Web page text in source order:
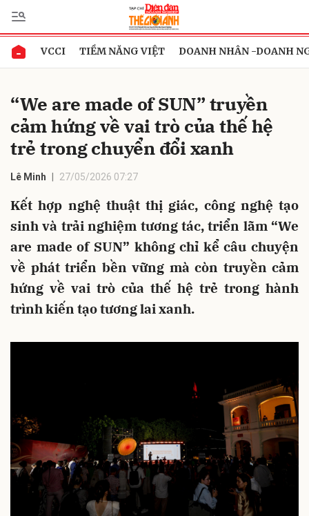
VCCI TIỀM NĂNG VIỆT DOANH NHÂN -DOANH
“We are made of SUN” truyền
cảm hứng về vai trò của thế hệ
trẻ trong chuyển đổi xanh
Lê Minh 27/05/2026 07:27
Kết hợp nghệ thuật thị giác, công nghệ tạo
sinh và trải nghiệm tương tác, triển lãm “We
are made of SUN” không chỉ kể câu chuyện
về phát triển bền vững mà còn truyền cảm
hứng về vai trò của thế hệ trẻ trong hành
trình kiến tạo tương lai xanh.
Gửi bình luận
Hủy Gửi